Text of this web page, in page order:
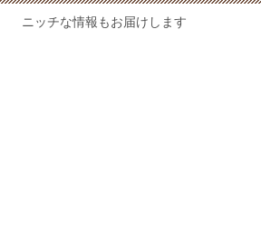
ニッチな情報もお届けします